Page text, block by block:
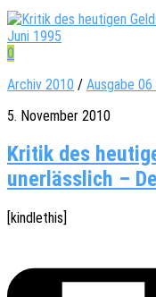
0
Archiv 2010 / Ausgabe
5. November 2010
Kritik des
unerlässlich –
[kindle­this]